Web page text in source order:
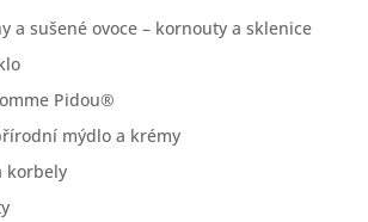
a sušené ovoce – kornouty a sklenice
Pidou®
mýdlo a krémy
korbely